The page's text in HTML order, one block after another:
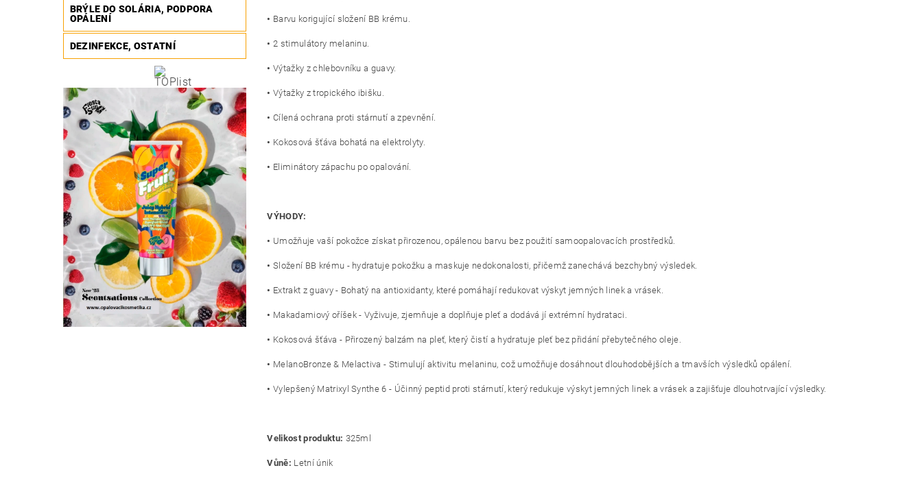
BRÝLE DO SOLÁRIA, PODPORA
OPÁLENÍ
DEZINFEKCE, OSTATNÍ
• Barvu korigující složení BB krému.
• 2 stimulátory melaninu.
• Výtažky z chlebovníku a guavy.
• Výtažky z tropického ibišku.
• Cílená ochrana proti stárnutí a zpevnění.
• Kokosová šťáva bohatá na elektrolyty.
• Eliminátory zápachu po opalování.
VÝHODY:
• Umožňuje vaší pokožce získat přirozenou, opálenou barvu bez použití samoopalovacích prostředků.
• Složení BB krému - hydratuje pokožku a maskuje nedokonalosti, přičemž zanechává bezchybný výsledek.
• Extrakt z guavy - Bohatý na antioxidanty, které pomáhají redukovat výskyt jemných linek a vrásek.
• Makadamiový oříšek - Vyživuje, zjemňuje a doplňuje pleť a dodává jí extrémní hydrataci.
• Kokosová šťáva - Přirozený balzám na pleť, který čistí a hydratuje pleť bez přidání přebytečného oleje.
• MelanoBronze & Melactiva - Stimulují aktivitu melaninu, což umožňuje dosáhnout dlouhodobějších a tmavších výsledků opálení.
• Vylepšený Matrixyl Synthe 6 - Účinný peptid proti stárnutí, který redukuje výskyt jemných linek a vrásek a zajišťuje dlouhotrvající výsledky.
Velikost produktu: 325ml
Vůně: Letní únik